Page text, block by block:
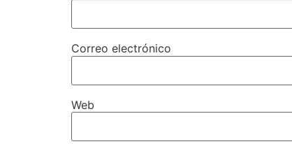
Correo electrónico
Web